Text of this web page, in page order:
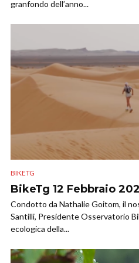
granfondo dell’anno...
BIKETG
BikeTg 12 Febbraio
Condotto da Nathalie Goitom, il
Santilli, Presidente Osservatorio
ecologica della...